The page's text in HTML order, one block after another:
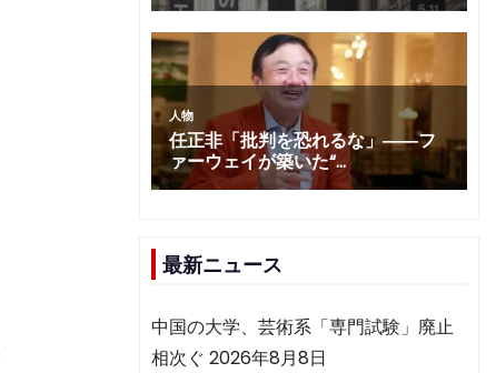
最新ニュース
中国の大学、芸術系「専門試験」廃止
相次ぐ 2026年8月8日